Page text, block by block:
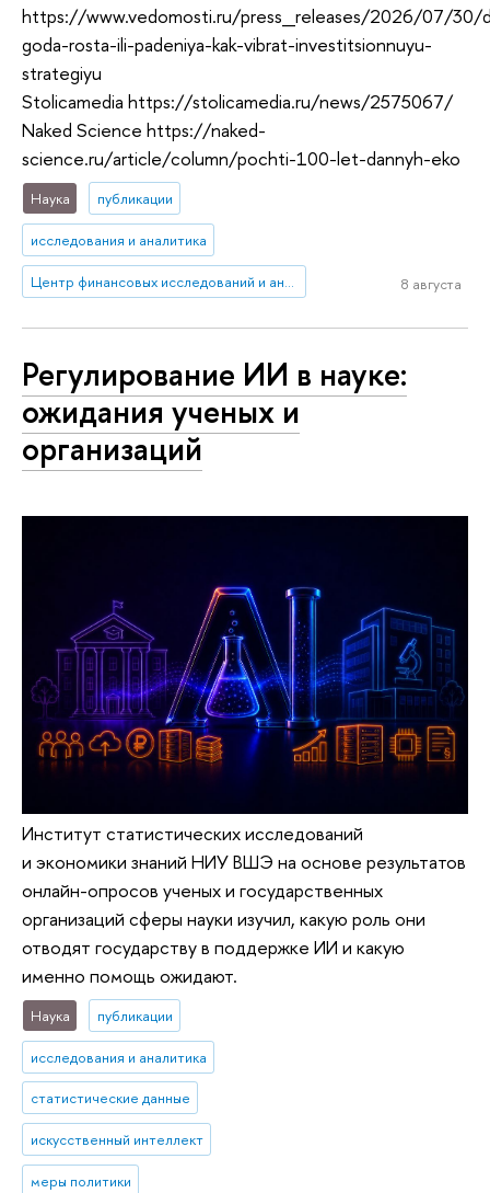
https://www.vedomosti.ru/press_releases/2026/07/30/
goda-rosta-ili-padeniya-kak-vibrat-investitsionnuyu-
strategiyu
Stolicamedia https://stolicamedia.ru/news/2575067/
Naked Science https://naked-
science.ru/article/column/pochti-100-let-dannyh-eko
Наука публикации
исследования и аналитика
Центр финансовых исследований и анализа данных 8 августа
Регулирование ИИ в науке:
ожидания ученых и
организаций
Институт статистических исследований
и экономики знаний НИУ ВШЭ на основе результатов
онлайн-опросов ученых и государственных
организаций сферы науки изучил, какую роль они
отводят государству в поддержке ИИ и какую
именно помощь ожидают.
Наука публикации
исследования и аналитика
статистические данные
искусственный интеллект
меры политики